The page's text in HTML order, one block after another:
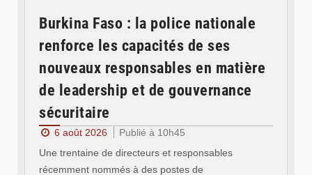
Burkina Faso : la police nationale
renforce les capacités de ses
nouveaux responsables en matière
de leadership et de gouvernance
sécuritaire
6 août 2026
Publié à 10h45
Une trentaine de directeurs et responsables
récemment nommés à des postes de